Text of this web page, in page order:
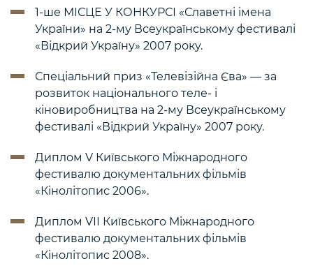
1-ше МІСЦЕ У КОНКУРСІ «Славетні імена
України» на 2-му Всеукраїнському фестивалі
«Відкрий Україну» 2007 року.
Спеціальний приз «Телевізійна Єва» — за
розвиток національного теле- і
кіновиробництва на 2-му Всеукраїнському
фестивалі «Відкрий Україну» 2007 року.
Диплом V Київського Міжнародного
фестивалю документальних фільмів
«Кінолітопис 2006».
Диплом VІІ Київського Міжнародного
фестивалю документальних фільмів
«Кінолітопис 2008».